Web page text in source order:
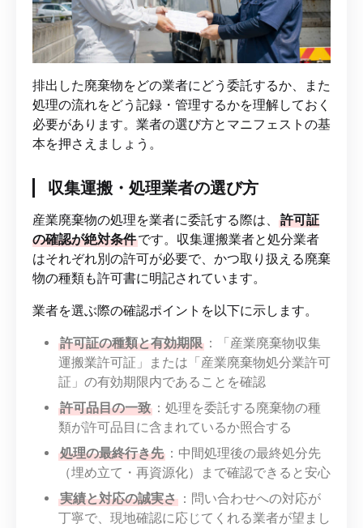
排出した廃棄物をどの業者にどう委託するか、また
処理の流れをどう記録・管理するかを理解しておく
必要があります。業者の選び方とマニフェストの基
本を押さえましょう。
収集運搬・処理業者の選び方
産業廃棄物の処理を業者に委託する際は、
許可証
の確認が絶対条件です。収集運搬業者と処分業者
はそれぞれ別の許可が必要で、かつ取り扱える廃棄
物の種類も許可書に明記されています。
業者を選ぶ際の確認ポイントを以下に示します。
許可証の種類と有効期限 ：「産業廃棄物収集
運搬業許可証」または「産業廃棄物処分業許可
証」の有効期限内であることを確認
許可品目の一致 ：処理を委託する廃棄物の種
類が許可品目に含まれているか照合する
処理の最終行き先 ：中間処理後の最終処分先
（埋め立て・再資源化）まで確認できると安心
実績と対応の誠実さ ：問い合わせへの対応が
丁寧で、現地確認に応じてくれる業者が望まし